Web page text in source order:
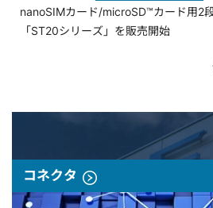
nanoSIMカード/microSD™カード用2
「ST20シリーズ」を販売開始
コネクタ